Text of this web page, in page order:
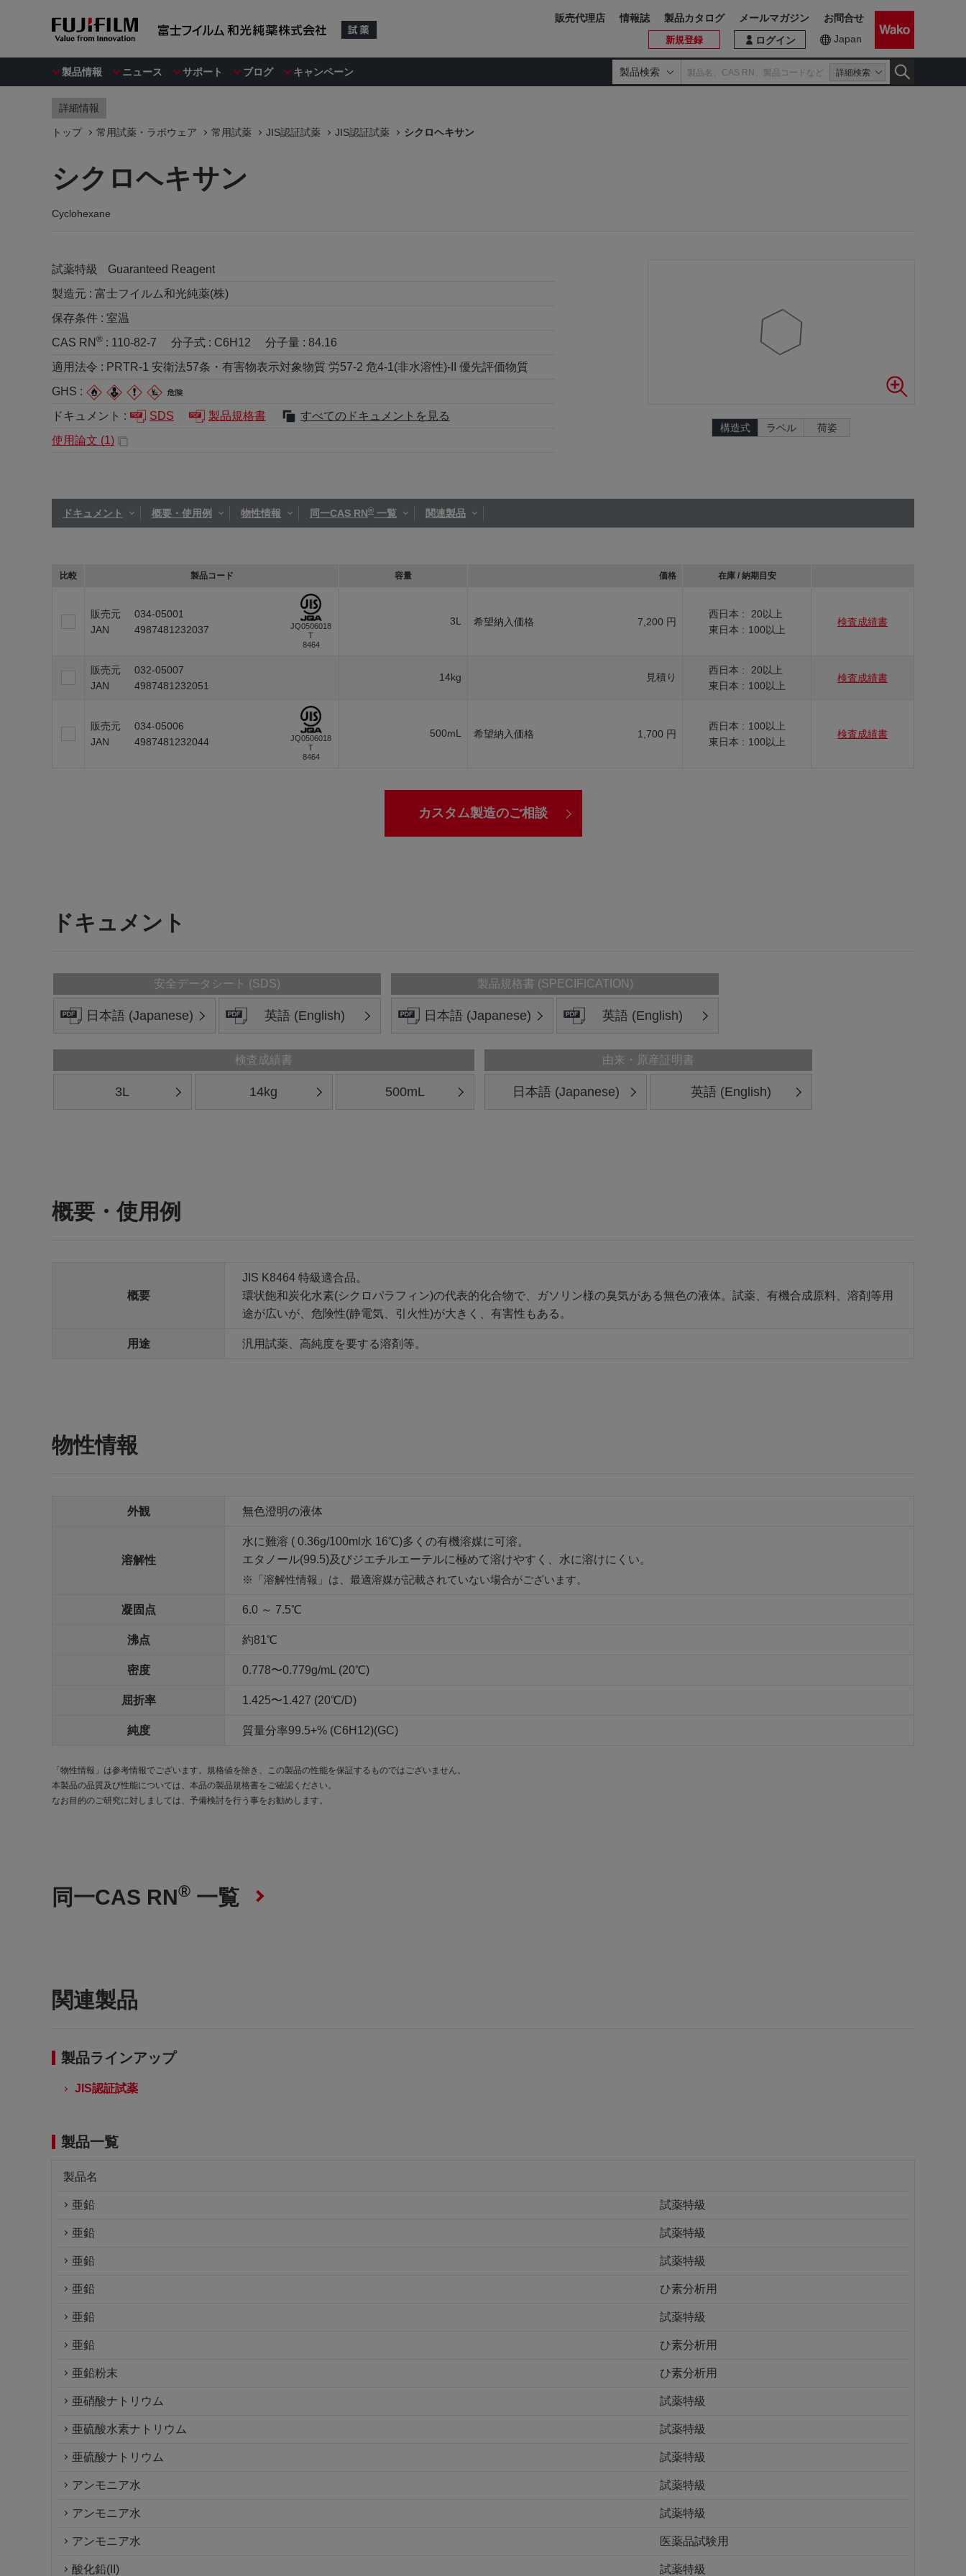
製品情報 ニュース サポート ブログ キャンペーン 製品検索 詳細検索
ログイン
新規登録 Japan
販売代理店 情報誌 製品カタログ メールマガジン お問合せ
詳細情報
トップ 常用試薬・ラボウェア 常用試薬 JIS認証試薬 JIS認証試薬 シクロヘキサン
シクロヘキサン
Cyclohexane
試薬特級
Guaranteed Reagent
製造元 : 富士フイルム和光純薬(株)
保存条件 : 室温
CAS RN ® : 110-82-7 分子式 : C6H12 分子量 : 84.16
適用法令 : PRTR-1 安衛法57条・有害物表示対象物質 労57-2 危4-1(非水溶性)-II 優先評価物質
GHS :
ドキュメント :
SDS 製品規格書
すべてのドキュメントを見る
使用論文 (1)
構造式 ラベル 荷姿
ドキュメント 概要・使用例 物性情報 同一CAS RN® 一覧 関連製品
比較 製品コード 容量 価格 在庫 / 納期目安
販売元
034-05001
JAN
4987481232037
JQ0506018
T
8464
3L 希望納入価格 7,200 円
西日本 :
20以上
東日本 : 100以上
検査成績書
販売元
032-05007
JAN
4987481232051
14kg 見積り
西日本 :
20以上
東日本 : 100以上
検査成績書
販売元
034-05006
JAN
4987481232044
JQ0506018
T
8464
500mL 希望納入価格 1,700 円
西日本 : 100以上
東日本 : 100以上
検査成績書
カスタム製造のご相談
ドキュメント
安全データシート (SDS)
日本語 (Japanese) 英語 (English)
製品規格書 (SPECIFICATION)
日本語 (Japanese) 英語 (English)
検査成績書
3L 14kg 500mL
由来・原産証明書
日本語 (Japanese) 英語 (English)
概要・使用例
概要
JIS K8464 特級適合品。
環状飽和炭化水素(シクロパラフィン)の代表的化合物で、ガソリン様の臭気がある無色の液体。試薬、有機合成原料、溶剤等用
途が広いが、危険性(静電気、引火性)が大きく、有害性もある。
用途 汎用試薬、高純度を要する溶剤等。
物性情報
外観 無色澄明の液体
溶解性
水に難溶 ( 0.36g/100ml水 16℃)多くの有機溶媒に可溶。
エタノール(99.5)及びジエチルエーテルに極めて溶けやすく、水に溶けにくい。
「溶解性情報」は、最適溶媒が記載されていない場合がございます。
凝固点 6.0 ～ 7.5℃
沸点 約81℃
密度 0.778〜0.779g/mL (20℃)
屈折率 1.425〜1.427 (20℃/D)
純度 質量分率99.5+% (C6H12)(GC)
「物性情報」は参考情報でございます。規格値を除き、この製品の性能を保証するものではございません。
本製品の品質及び性能については、本品の製品規格書をご確認ください。
なお目的のご研究に対しましては、予備検討を行う事をお勧めします。
同一CAS RN® 一覧
関連製品
製品ラインアップ
JIS認証試薬
製品一覧
製品名
亜鉛 試薬特級
亜鉛 試薬特級
亜鉛 試薬特級
亜鉛 ひ素分析用
亜鉛 試薬特級
亜鉛 ひ素分析用
亜鉛粉末 ひ素分析用
亜硝酸ナトリウム 試薬特級
亜硫酸水素ナトリウム 試薬特級
亜硫酸ナトリウム 試薬特級
アンモニア水 試薬特級
アンモニア水 試薬特級
アンモニア水 医薬品試験用
酸化鉛(II) 試薬特級